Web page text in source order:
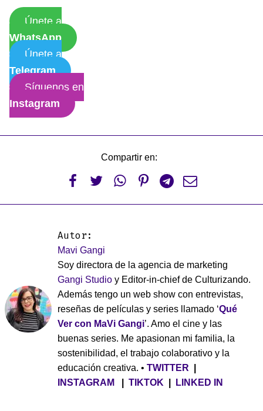
Únete a
WhatsApp
Únete a
Telegram
Síguenos en
Instagram
Compartir en:
     
Autor:
Mavi Gangi
Soy directora de la agencia de marketing
Gangi Studio y Editor-in-chief de Culturizando.
Además tengo un web show con entrevistas,
reseñas de películas y series llamado ‘Qué
Ver con MaVi Gangi’. Amo el cine y las
buenas series. Me apasionan mi familia, la
sostenibilidad, el trabajo colaborativo y la
educación creativa. • TWITTER
INSTAGRAM
TIKTOK LINKED IN